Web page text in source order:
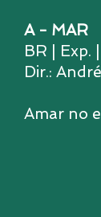
A - MAR
BR | Exp.
Dir.:
Amar no